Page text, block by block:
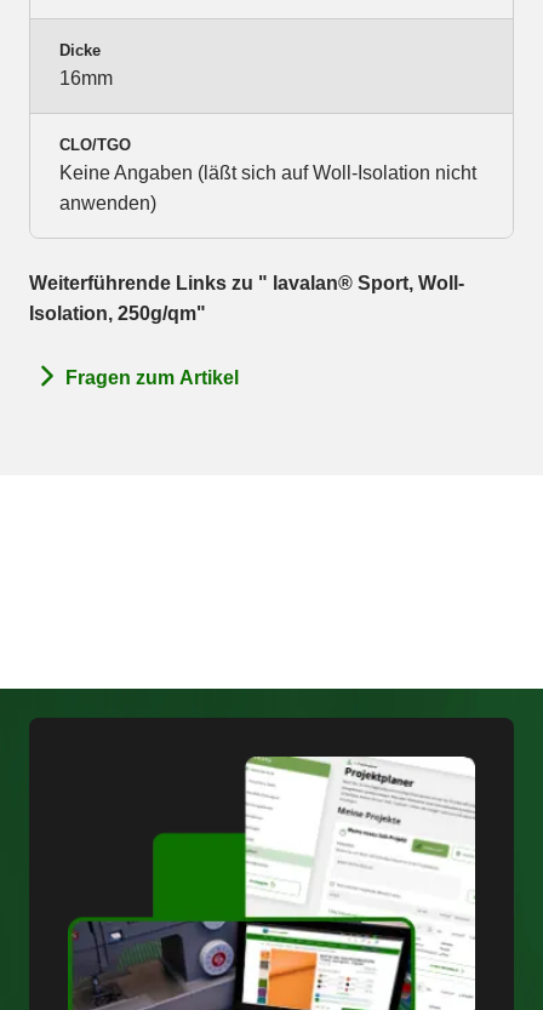
Dicke
16mm
CLO/TGO
Keine Angaben (läßt sich auf Woll-Isolation nicht
anwenden)
Weiterführende Links zu " lavalan® Sport, Woll-
Isolation, 250g/qm"
Fragen zum Artikel